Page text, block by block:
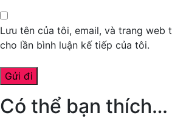
Lưu tên của tôi, email, và trang web
cho lần bình luận kế tiếp của tôi.
Có thể bạn thích…